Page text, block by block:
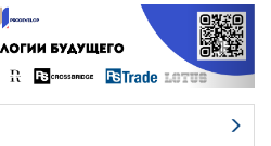
Next